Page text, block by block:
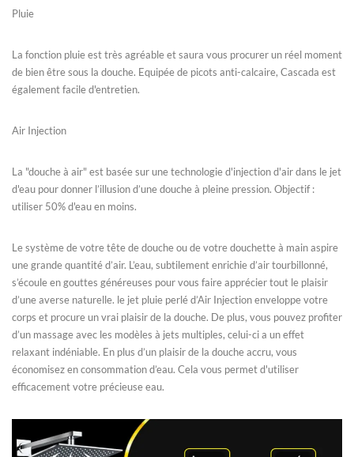
Pluie
La fonction pluie est très agréable et saura vous procurer un réel moment
de bien être sous la douche. Equipée de picots anti-calcaire, Cascada est
également facile d'entretien.
Air Injection
La "douche à air" est basée sur une technologie d'injection d'air dans le jet
d'eau pour donner l’illusion d’une douche à pleine pression. Objectif :
utiliser 50% d'eau en moins.
Le système de votre tête de douche ou de votre douchette à main aspire
une grande quantité d’air. L’eau, subtilement enrichie d’air tourbillonné,
s’écoule en gouttes généreuses pour vous faire apprécier tout le plaisir
d’une averse naturelle. le jet pluie perlé d’Air Injection enveloppe votre
corps et procure un vrai plaisir de la douche. De plus, vous pouvez profiter
d’un massage avec les modèles à jets multiples, celui-ci a un effet
relaxant indéniable. En plus d’un plaisir de la douche accru, vous
économisez en consommation d’eau. Cela vous permet d'utiliser
efficacement votre précieuse eau.